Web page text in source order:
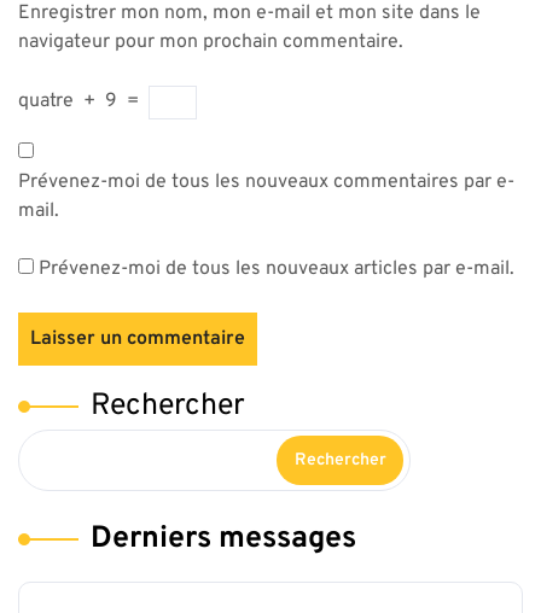
Enregistrer mon nom, mon e-mail et mon site dans le
navigateur pour mon prochain commentaire.
quatre + 9 =
Prévenez-moi de tous les nouveaux commentaires par e-
mail.
Prévenez-moi de tous les nouveaux articles par e-mail.
Rechercher
Rechercher
Derniers messages